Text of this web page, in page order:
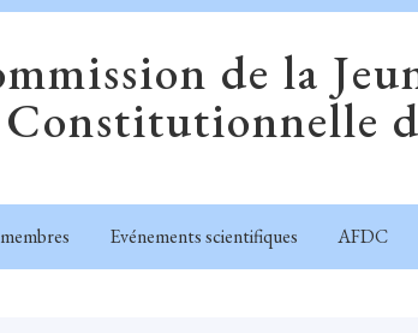
de la
Constitutionnelle
Evénements scientifiques AFDC